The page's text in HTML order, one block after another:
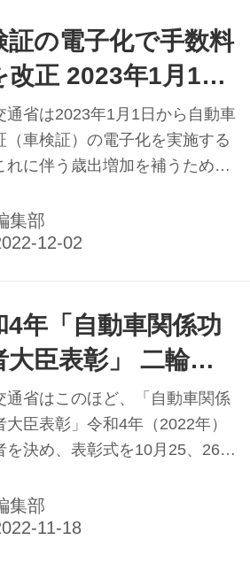
ナウイルス感染症の影響で会議
が困難となり、オンラインを併
運用となった。23年度はAJビジ
基盤とし、29組合3協議会で相
し、さらに組織化を推進。二輪
り巻く環境改善とともに、業界
が開催され、全国から国会議員
、そして...
証の電子化で手数料
改正 2023年1月1日
値上げ／国交省
通省は2023年1月1日から自動車
（車検証）の電子化を実施する
れに伴う歳出増加を補うため、
協）に支払う法定手数料を値上
。小型二輪車では、50円から最
集部
4年「自動車関係功
大臣表彰」 二輪車
で5名が受賞／国交
通省はこのほど、「自動車関係
大臣表彰」令和4年（2022年）
を決め、表彰式を10月25、26日
防対策徹底のもと、東京・霞が
交省内で開催した。国交省で
集部